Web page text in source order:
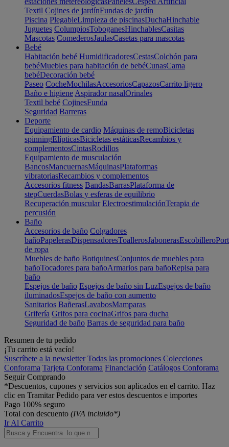
Textil Cojines de jardínFundas de jardín
Piscina PlegableLimpieza de piscinasDuchaHinchable
Juguetes ColumpiosToboganesHinchablesCasitas
Mascotas ComederosJaulasCasetas para mascotas
Bebé
Habitación bebé HumidificadoresCestasColchón para
bebéMuebles para habitación de bebéCunasCama
bebéDecoración bebé
Paseo CocheMochilasAccesoriosCapazosCarrito ligero
Baño e higiene Aspirador nasalOrinales
Textil bebé CojinesFunda
Seguridad Barreras
Deporte
Equipamiento de cardio Máquinas de remoBicicletas
spinningElípticasBicicletas estáticasRecambios y
complementosCintasRodillos
Equipamiento de musculación
BancosMancuernasMáquinasPlataformas
vibratoriasRecambios y complementos
Accesorios fitness BandasBarrasPlataforma de
stepCuerdasBolas y esferas de equilibrio
Recuperación muscular ElectroestimulaciónTerapia de
percusión
Baño
Accesorios de baño Colgadores
bañoPapelerasDispensadoresToallerosJabonerasEscobillero
de ropa
Muebles de baño BotiquinesConjuntos de muebles para
bañoTocadores para bañoArmarios para bañoRepisa para
baño
Espejos de baño Espejos de baño sin LuzEspejos de baño
iluminadosEspejos de baño con aumento
Sanitarios BañerasLavabosMamparas
Grifería Grifos para cocinaGrifos para ducha
Seguridad de baño Barras de seguridad para baño
Resumen de tu pedido
¡Tu carrito está vacío!
Suscríbete a la newsletter Todas las promociones Colecciones
Conforama Tarjeta Conforama Financiación Catálogos Conforama
Seguir Comprando
*Descuentos, cupones y servicios son aplicados en el carrito. Haz
clic en Tramitar Pedido para ver estos descuentos e importes
Pago 100% seguro
Total con descuento (IVA incluido*)
Ir Al Carrito